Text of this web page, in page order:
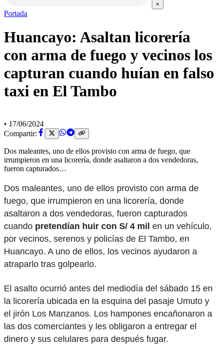
×
Portada
Huancayo: Asaltan licorería
con arma de fuego y vecinos los
capturan cuando huían en falso
taxi en El Tambo
• 17/06/2024
Compartir:
Dos maleantes, uno de ellos provisto con arma de fuego, que
irrumpieron en una licorería, donde asaltaron a dos vendedoras,
fueron capturados…
Dos maleantes, uno de ellos provisto con arma de
fuego, que irrumpieron en una licorería, donde
asaltaron a dos vendedoras, fueron capturados
cuando pretendían huir con S/ 4 mil en un vehículo,
por vecinos, serenos y policías de El Tambo, en
Huancayo. A uno de ellos, los vecinos ayudaron a
atraparlo tras golpearlo.
El asalto ocurrió antes del mediodía del sábado 15 en
la licorería ubicada en la esquina del pasaje Umuto y
el jirón Los Manzanos. Los hampones encañonaron a
las dos comerciantes y les obligaron a entregar el
dinero y sus celulares para después fugar.